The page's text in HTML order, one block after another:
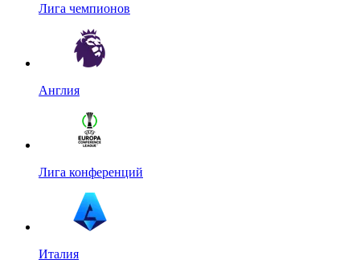
Лига чемпионов
Англия
Лига конференций
Италия